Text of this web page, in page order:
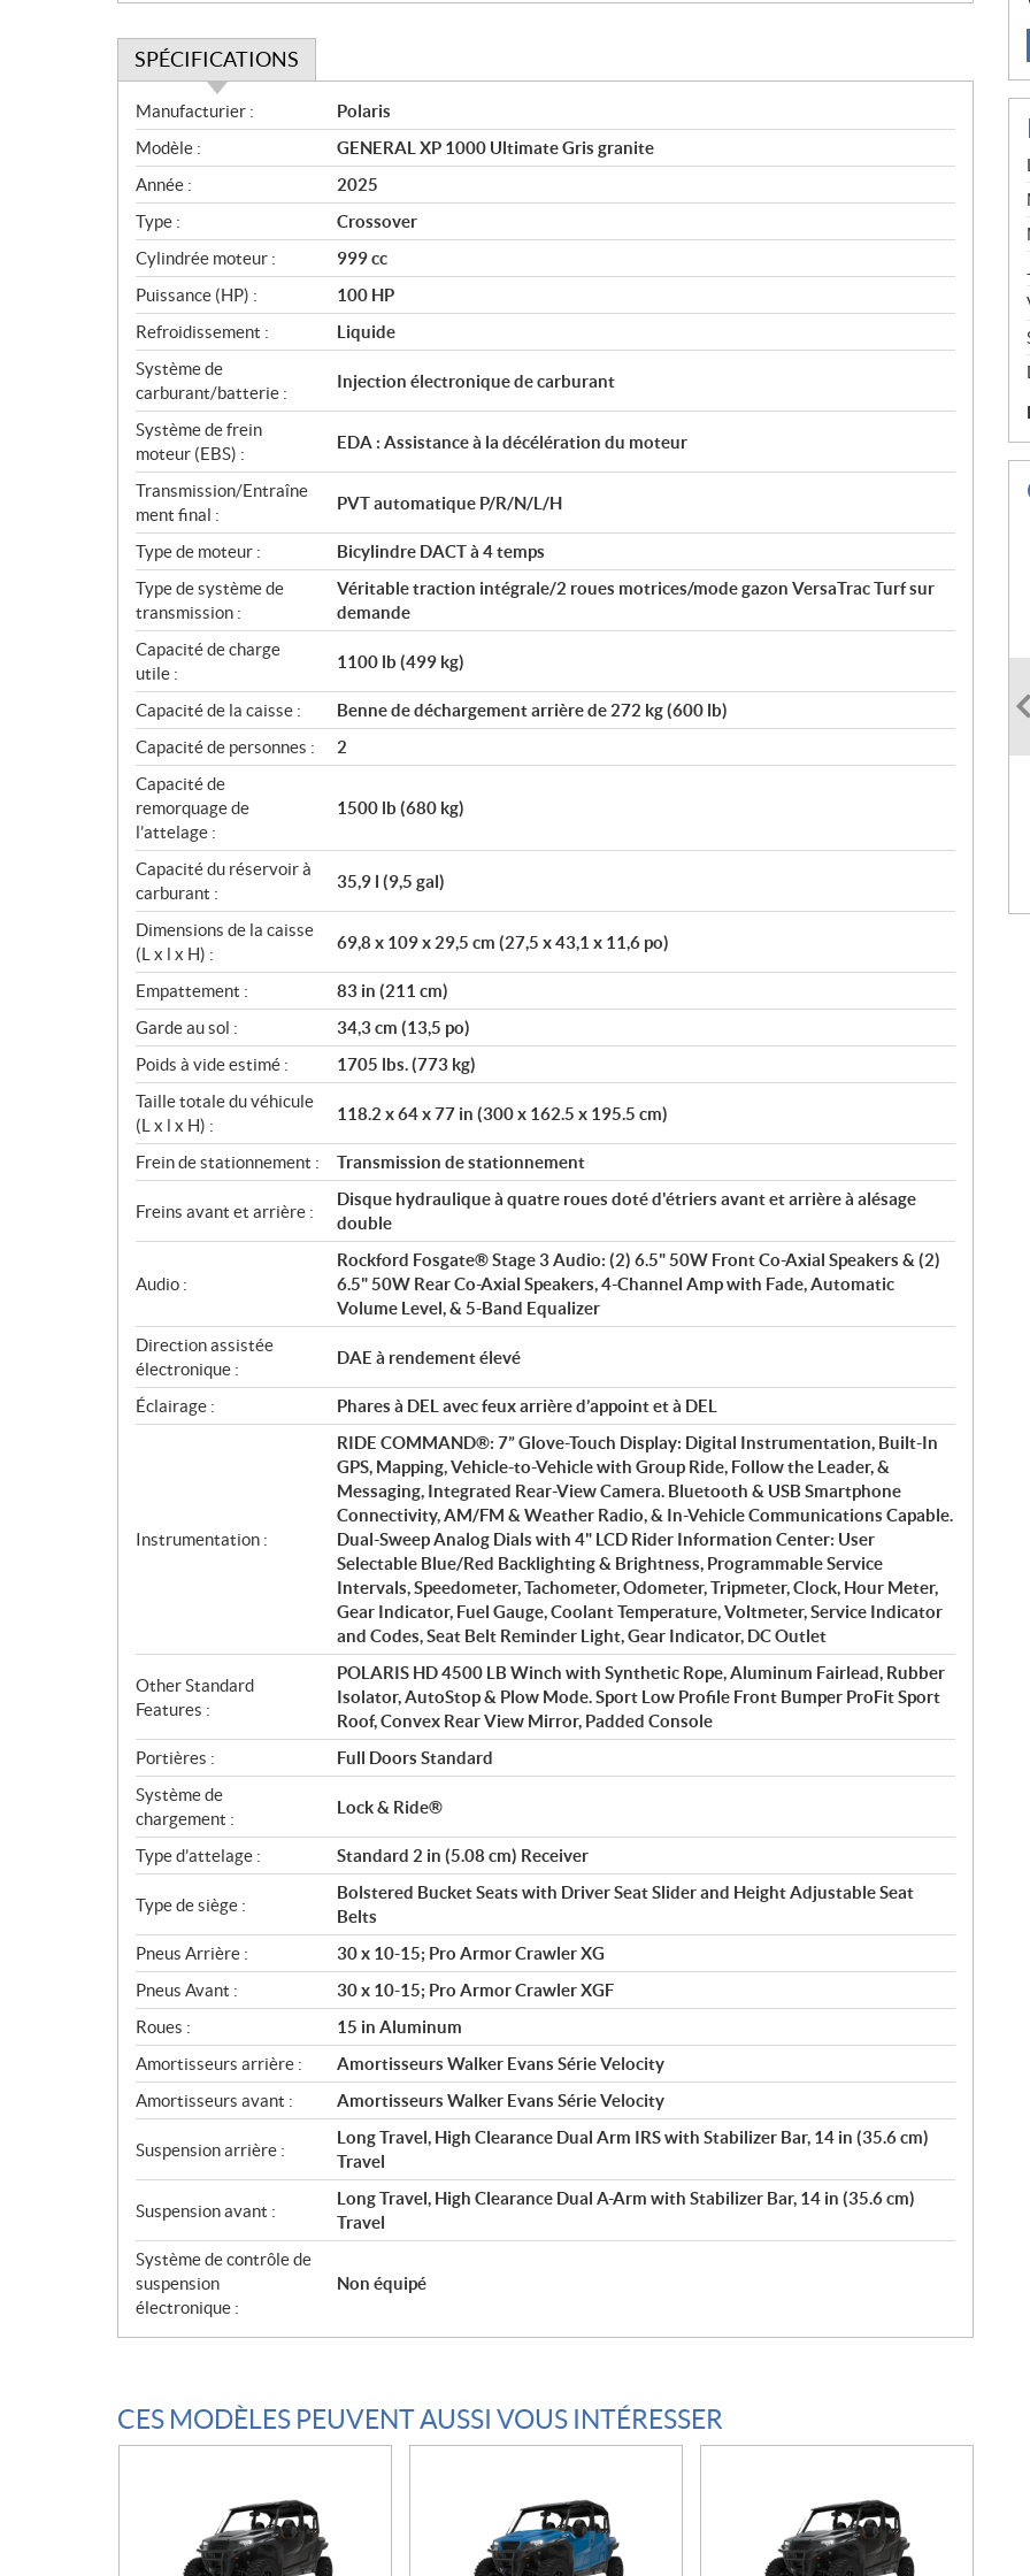
SPÉCIFICATIONS
S
p
é
c
i
f
i
c
a
t
i
o
n
s
Manufacturier :
Polaris
Modèle :
GENERAL XP 1000 Ultimate Gris granite
Année :
2025
Type :
Crossover
Cylindrée moteur :
999 cc
Puissance (HP) :
100 HP
Refroidissement :
Liquide
Système de
carburant/batterie :
Injection électronique de carburant
Système de frein
moteur (EBS) :
EDA : Assistance à la décélération du moteur
Transmission/Entraîne
ment final :
PVT automatique P/R/N/L/H
Type de moteur :
Bicylindre DACT à 4 temps
Type de système de
transmission :
Véritable traction intégrale/2 roues motrices/mode gazon VersaTrac Turf sur
demande
Capacité de charge
utile :
1100 lb (499 kg)
Capacité de la caisse :
Benne de déchargement arrière de 272 kg (600 lb)
Capacité de personnes :
2
Capacité de
remorquage de
l’attelage :
1500 lb (680 kg)
Capacité du réservoir à
carburant :
35,9 l (9,5 gal)
Dimensions de la caisse
(L x l x H) :
69,8 x 109 x 29,5 cm (27,5 x 43,1 x 11,6 po)
Empattement :
83 in (211 cm)
Garde au sol :
34,3 cm (13,5 po)
Poids à vide estimé :
1705 lbs. (773 kg)
Taille totale du véhicule
(L x l x H) :
118.2 x 64 x 77 in (300 x 162.5 x 195.5 cm)
Frein de stationnement : Transmission de stationnement
Freins avant et arrière :
Disque hydraulique à quatre roues doté d'étriers avant et arrière à alésage
double
Audio :
Rockford Fosgate® Stage 3 Audio: (2) 6.5" 50W Front Co-Axial Speakers & (2)
6.5" 50W Rear Co-Axial Speakers, 4-Channel Amp with Fade, Automatic
Volume Level, & 5-Band Equalizer
Direction assistée
électronique :
DAE à rendement élevé
Éclairage : Phares à DEL avec feux arrière d’appoint et à DEL
Instrumentation :
RIDE COMMAND®: 7” Glove-Touch Display: Digital Instrumentation, Built-In
GPS, Mapping, Vehicle-to-Vehicle with Group Ride, Follow the Leader, &
Messaging, Integrated Rear-View Camera. Bluetooth & USB Smartphone
Connectivity, AM/FM & Weather Radio, & In-Vehicle Communications Capable.
Dual-Sweep Analog Dials with 4" LCD Rider Information Center: User
Selectable Blue/Red Backlighting & Brightness, Programmable Service
Intervals, Speedometer, Tachometer, Odometer, Tripmeter, Clock, Hour Meter,
Gear Indicator, Fuel Gauge, Coolant Temperature, Voltmeter, Service Indicator
and Codes, Seat Belt Reminder Light, Gear Indicator, DC Outlet
Other Standard
Features :
POLARIS HD 4500 LB Winch with Synthetic Rope, Aluminum Fairlead, Rubber
Isolator, AutoStop & Plow Mode. Sport Low Profile Front Bumper ProFit Sport
Roof, Convex Rear View Mirror, Padded Console
Portières :
Full Doors Standard
Système de
chargement :
Lock & Ride®
Type d’attelage : Standard 2 in (5.08 cm) Receiver
Type de siège :
Bolstered Bucket Seats with Driver Seat Slider and Height Adjustable Seat
Belts
Pneus Arrière :
30 x 10-15; Pro Armor Crawler XG
Pneus Avant :
30 x 10-15; Pro Armor Crawler XGF
Roues :
15 in Aluminum
Amortisseurs arrière :
Amortisseurs Walker Evans Série Velocity
Amortisseurs avant :
Amortisseurs Walker Evans Série Velocity
Suspension arrière :
Long Travel, High Clearance Dual Arm IRS with Stabilizer Bar, 14 in (35.6 cm)
Travel
Suspension avant :
Long Travel, High Clearance Dual A-Arm with Stabilizer Bar, 14 in (35.6 cm)
Travel
Système de contrôle de
suspension
électronique :
Non équipé
CES MODÈLES PEUVENT AUSSI VOUS INTÉRESSER